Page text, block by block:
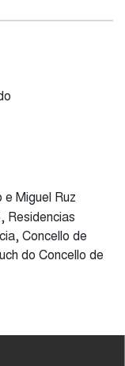
Miguel Ruz
Residencias
Concello de
do Concello de